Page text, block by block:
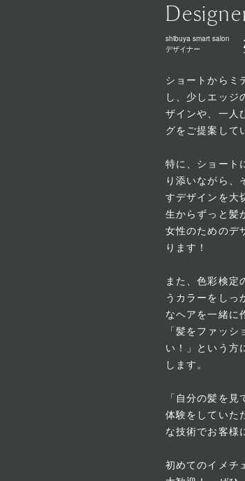
shibuya smart salon
デザイナー
ショートからミ
し、少しエッジ
ザインや、一人
グをご提案して
特に、ショート
り添いながら、
すデザインを大
生からずっと髪
女性のためのデ
ります！
また、色彩検定
うカラーをしっ
なヘアを一緒に
「髪をファッ
い！」という方
します。
「自分の髪を
体験をしていた
な技術でお客様
初めてのイメチ